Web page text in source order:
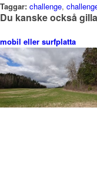
Taggar: challenge,
Du kanske också
mobil eller surfplatta